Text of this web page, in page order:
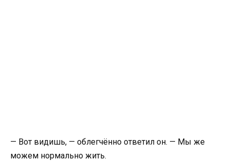
— Вот видишь, — облегчённо ответил он. — Мы же
можем нормально жить.